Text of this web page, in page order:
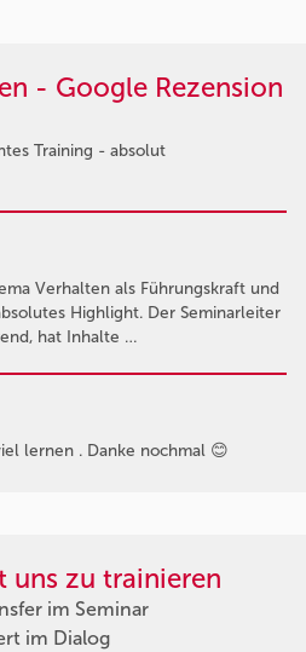
- Google Rezension
Training - absolut
Verhalten als Führungskraft und
Highlight. Der Seminarleiter
hat Inhalte …
lernen . Danke nochmal 😊
uns zu trainieren
im Seminar
im Dialog